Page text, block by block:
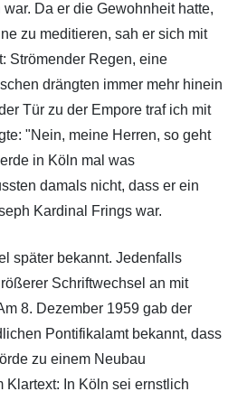
Da er die Gewohnheit hatte,
zu meditieren, sah er sich mit
Strömender Regen, eine
drängten immer mehr hinein
Tür zu der Empore traf ich mit
"Nein, meine Herren, so geht
in Köln mal was
damals nicht, dass er ein
Kardinal Frings war.
später bekannt. Jedenfalls
Schriftwechsel an mit
8. Dezember 1959 gab der
Pontifikalamt bekannt, dass
zu einem Neubau
Klartext: In Köln sei ernstlich